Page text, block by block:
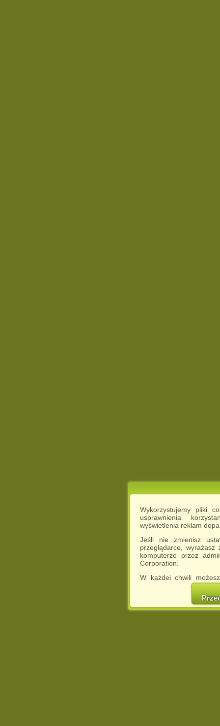
Wykorzystujemy pliki
usprawnienia
wyświetlenia reklam
Jeśli nie zmienisz
przeglądarce,
komputerze przez
Corporation.
W każdej chwili
cookies w swojej
w naszej
http://chomikuj.pl/